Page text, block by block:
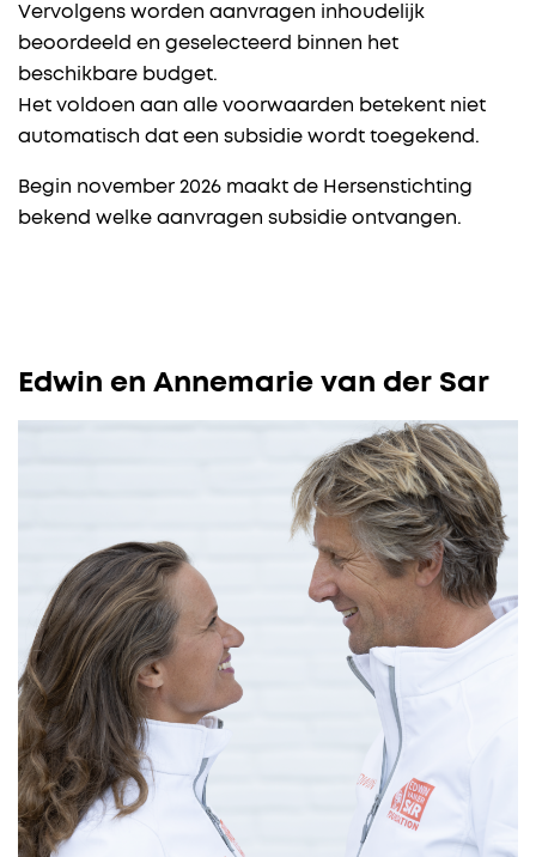
Vervolgens worden aanvragen inhoudelijk
beoordeeld en geselecteerd binnen het
beschikbare budget.
Het voldoen aan alle voorwaarden betekent niet
automatisch dat een subsidie wordt toegekend.
Begin november 2026 maakt de Hersenstichting
bekend welke aanvragen subsidie ontvangen.
Edwin en Annemarie van der Sar